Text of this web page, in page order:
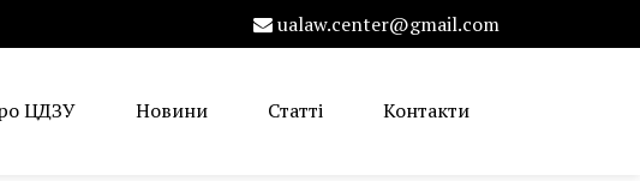
ualaw.center@gmail.com
ЦДЗУ Новини Статті Контакти